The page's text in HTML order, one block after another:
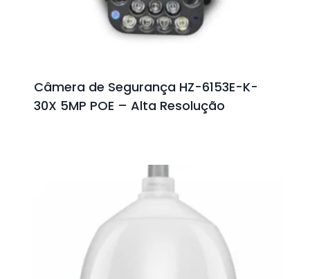
Câmera de Segurança HZ-6153E-K-
30X 5MP POE – Alta Resolução